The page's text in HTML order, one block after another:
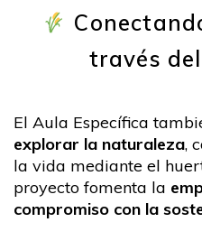
través
El Aula Específica
explorar la naturaleza,
la vida mediante el
proyecto fomenta la
compromiso con la